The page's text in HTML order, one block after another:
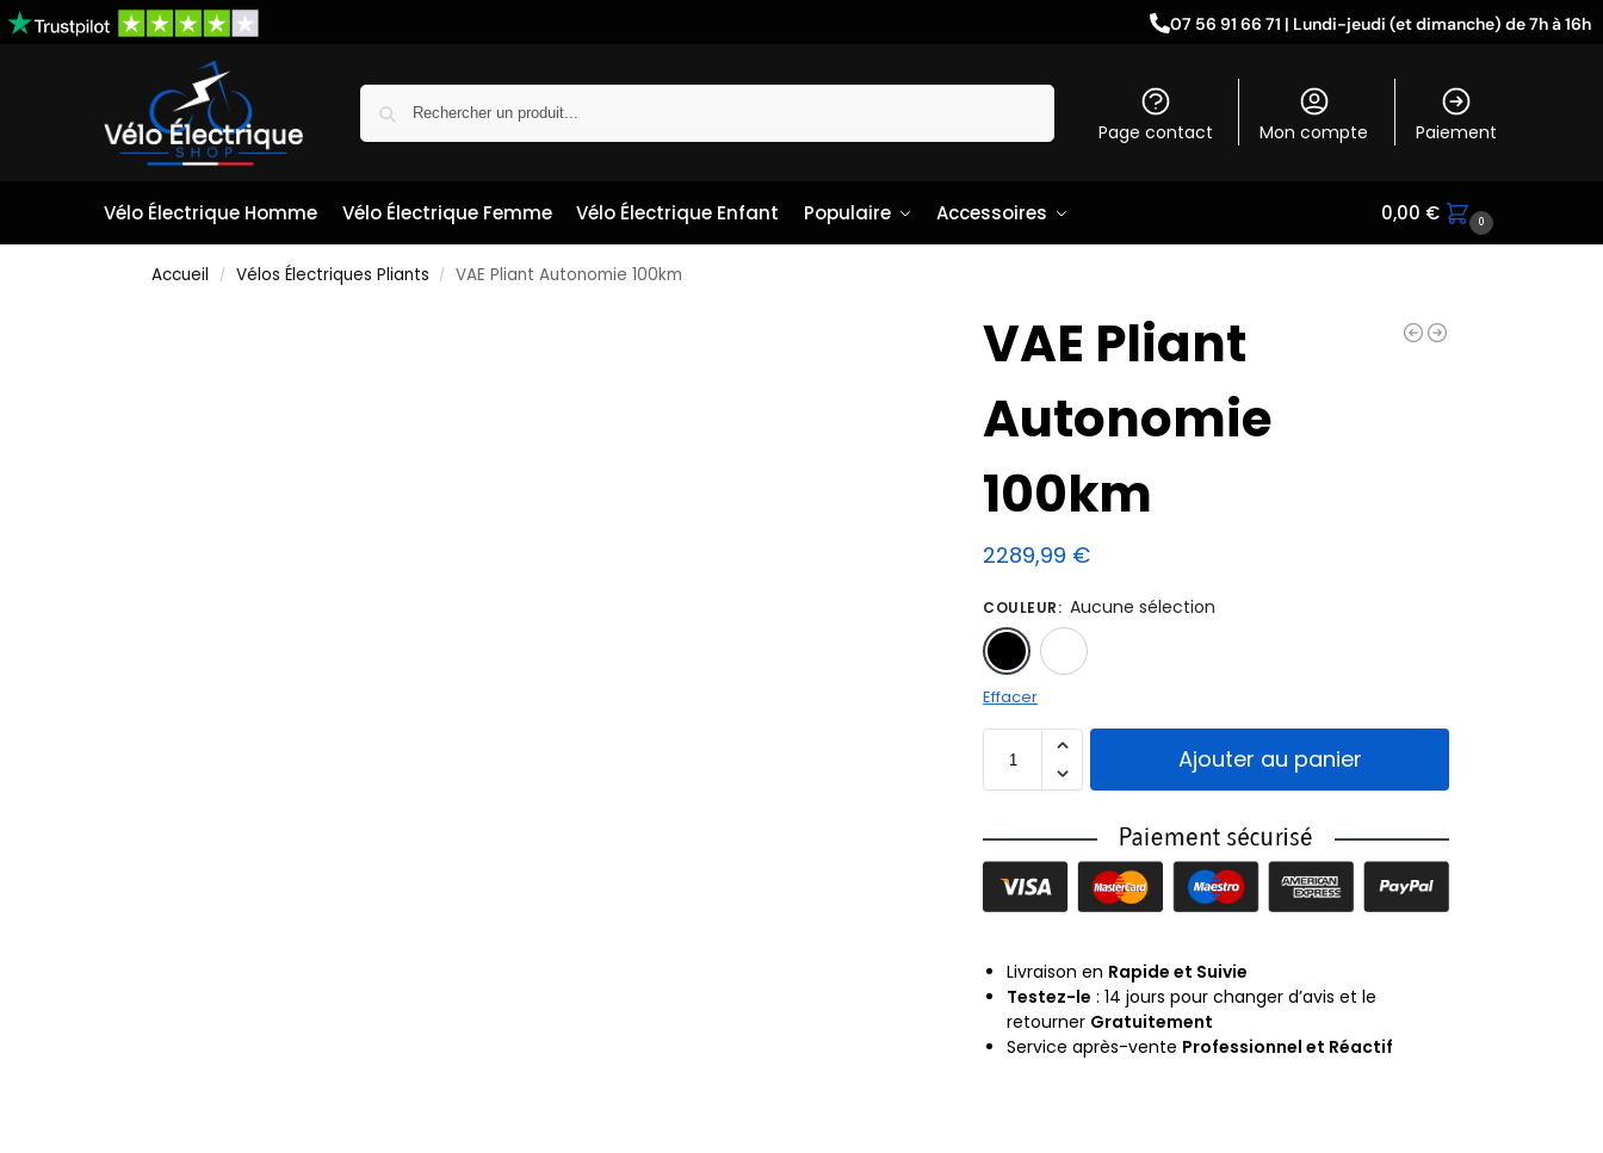
07 56 91 66 71 | Lundi-jeudi (et dimanche) de 7h à 16h
Page contact Mon compte Paiement
Vélo Électrique Homme Vélo Électrique Femme Vélo Électrique Enfant Populaire Accessoires 0,00 € 0
Accueil / Vélos Électriques Pliants / VAE Pliant Autonomie 100km
VAE Pliant
Autonomie
100km
2289,99 €
COULEUR: Aucune sélection
Effacer
Ajouter au panier
Livraison en Rapide et Suivie
Testez-le : 14 jours pour changer d’avis et le
retourner Gratuitement
Service après-vente Professionnel et Réactif